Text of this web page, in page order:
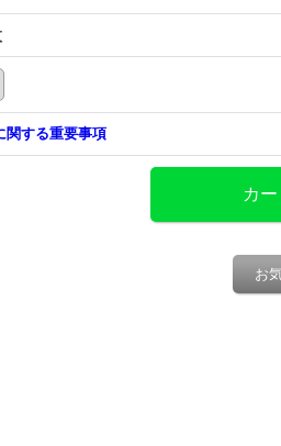
関する重要事項
お